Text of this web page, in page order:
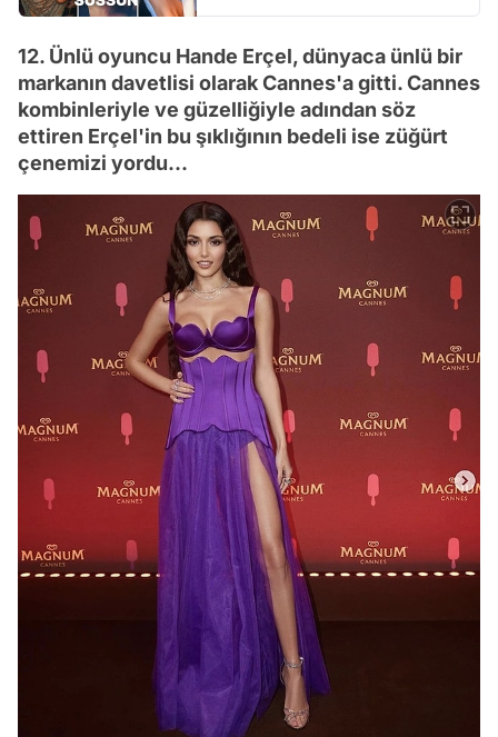
12. Ünlü oyuncu Hande Erçel, dünyaca ünlü bir
markanın davetlisi olarak Cannes'a gitti. Cannes
kombinleriyle ve güzelliğiyle adından söz
ettiren Erçel'in bu şıklığının bedeli ise züğürt
çenemizi yordu...